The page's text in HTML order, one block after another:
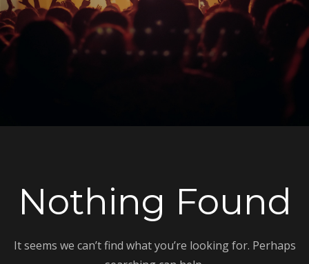
Nothing Found
It seems we can’t find what you’re looking for. Perhaps